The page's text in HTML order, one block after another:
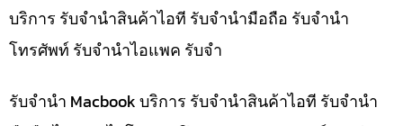
บริการ รับจำนำสินค้าไอที รับจำนำมือถือ รับจำนำ
โทรศัพท์ รับจำนำไอแพค รับจำ
รับจำนำ Macbook บริการ รับจำนำสินค้าไอที รับจำนำ